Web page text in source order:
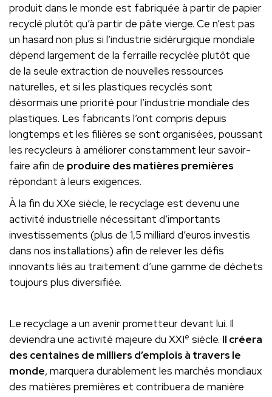
produit dans le monde est fabriquée à partir de papier
recyclé plutôt qu’à partir de pâte vierge. Ce n’est pas
un hasard non plus si l’industrie sidérurgique mondiale
dépend largement de la ferraille recyclée plutôt que
de la seule extraction de nouvelles ressources
naturelles, et si les plastiques recyclés sont
désormais une priorité pour l’industrie mondiale des
plastiques. Les fabricants l’ont compris depuis
longtemps et les filières se sont organisées, poussant
les recycleurs à améliorer constamment leur savoir-
faire afin de produire des matières premières
répondant à leurs exigences.
À la fin du XXe siècle, le recyclage est devenu une
activité industrielle nécessitant d’importants
investissements (plus de 1,5 milliard d’euros investis
dans nos installations) afin de relever les défis
innovants liés au traitement d’une gamme de déchets
toujours plus diversifiée.
Le recyclage a un avenir prometteur devant lui. Il
deviendra une activité majeure du XXIe siècle. Il créera
des centaines de milliers d’emplois à travers le
monde, marquera durablement les marchés mondiaux
des matières premières et contribuera de manière